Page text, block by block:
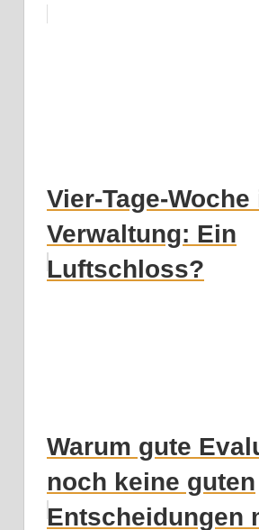
Vier-Tage-
Verwaltung: Ein
Luftschloss?
Warum gute
noch keine guten
Entscheidungen